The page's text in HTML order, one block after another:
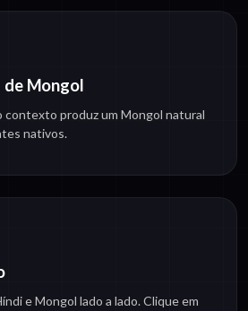
de Mongol
contexto produz um Mongol natural
nativos.
e Mongol lado a lado. Clique em